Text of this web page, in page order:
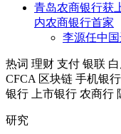
青岛农商银行获
内农商银行首家
李源任中
热词 理财 支付 银联
CFCA 区块链 手机银行
银行
上市银行 农商行
研究